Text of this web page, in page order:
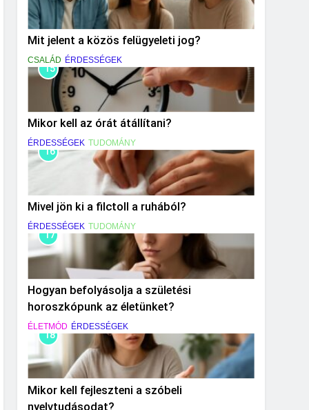
Mit jelent a közös felügyeleti jog?
CSALÁD ÉRDESSÉGEK
15
Mikor kell az órát átállítani?
ÉRDESSÉGEK TUDOMÁNY
16
Mivel jön ki a filctoll a ruhából?
ÉRDESSÉGEK TUDOMÁNY
17
Hogyan befolyásolja a születési
horoszkópunk az életünket?
ÉLETMÓD ÉRDESSÉGEK
18
Mikor kell fejleszteni a szóbeli
nyelvtudásodat?